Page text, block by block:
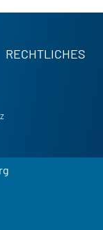
RECHTLICHES